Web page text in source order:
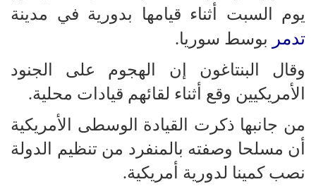
يوم السبت أثناء قيامها بدورية في مدينة
تدمر بوسط سوريا.
وقال البنتاغون إن الهجوم على الجنود
الأمريكيين وقع أثناء لقائهم قيادات محلية.
من جانبها ذكرت القيادة الوسطى الأمريكية
أن مسلحا وصفته بالمنفرد من تنظيم الدولة
نصب كمينا لدورية أمريكية.